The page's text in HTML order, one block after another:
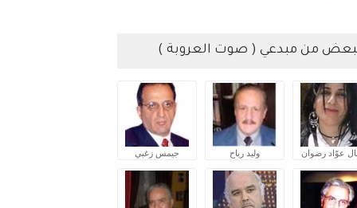
من مبدعي ( صوت العروبة )
عوّاد رضوان وليد رباح جيمس زغبي